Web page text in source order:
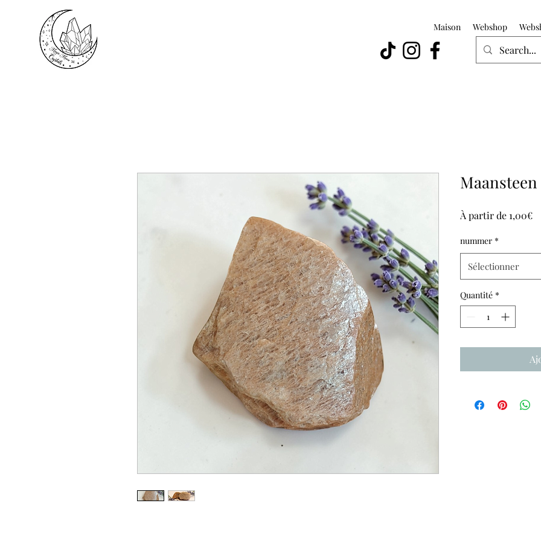
Maison Webshop
À partir de 1,00€
nummer *
Sélectionner
Quantité *